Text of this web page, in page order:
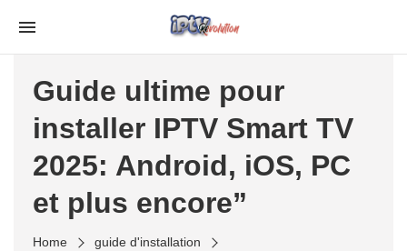
content
IPTV REVOLUTION
Meilleur fournisseur IPTV D'abonnement
Guide ultime pour
installer IPTV Smart TV
2025: Android, iOS, PC
et plus encore”
Home
guide d'installation